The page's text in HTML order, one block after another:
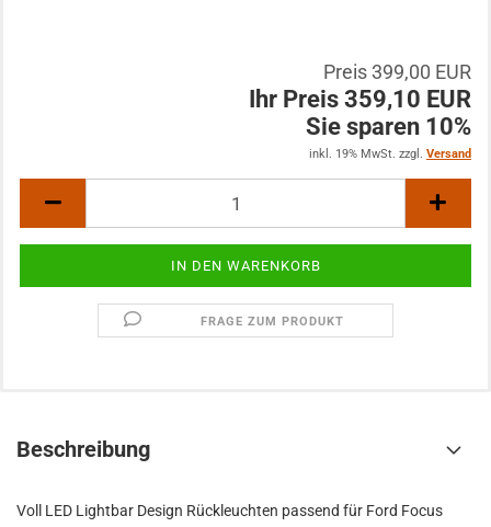
Preis 399,00 EUR
Ihr Preis 359,10 EUR
Sie sparen 10%
inkl. 19% MwSt. zzgl. Versand
FRAGE ZUM PRODUKT
Beschreibung
Voll LED Lightbar Design Rückleuchten passend für Ford Focus